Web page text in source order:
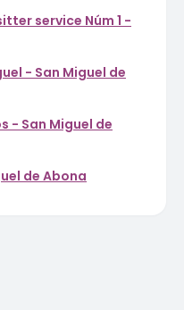
service Núm 1 -
- San Miguel de
- San Miguel de
de Abona